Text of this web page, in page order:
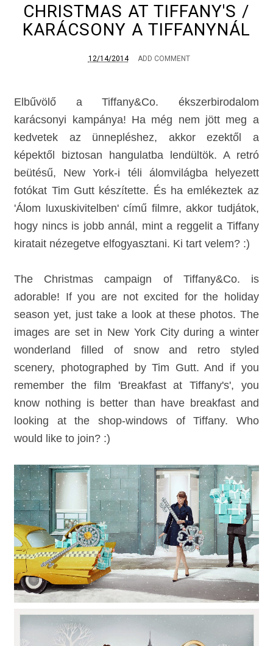
CHRISTMAS AT TIFFANY'S /
KARÁCSONY A TIFFANYNÁL
12/14/2014 ADD COMMENT
Elbűvölő a Tiffany&Co. ékszerbirodalom
karácsonyi kampánya! Ha még nem jött meg a
kedvetek az ünnepléshez, akkor ezektől a
képektől biztosan hangulatba lendültök. A retró
beütésű, New York-i téli álomvilágba helyezett
fotókat Tim Gutt készítette. És ha emlékeztek az
'Álom luxuskivitelben' című filmre, akkor tudjátok,
hogy nincs is jobb annál, mint a reggelit a Tiffany
kiratait nézegetve elfogyasztani. Ki tart velem? :)
The Christmas campaign of Tiffany&Co. is
adorable! If you are not excited for the holiday
season yet, just take a look at these photos. The
images are set in New York City during a winter
wonderland filled of snow and retro styled
scenery, photographed by Tim Gutt. And if you
remember the film 'Breakfast at Tiffany's', you
know nothing is better than have breakfast and
looking at the shop-windows of Tiffany. Who
would like to join? :)